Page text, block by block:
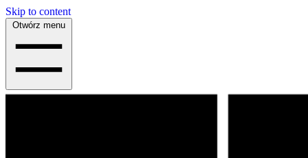
Skip to content
Otwórz menu